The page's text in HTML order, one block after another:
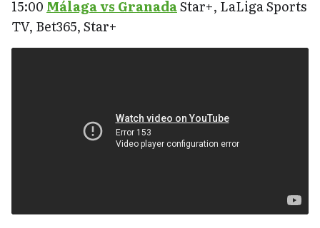
15:00 Málaga vs GranadaStar+, LaLiga Sports
TV, Bet365, Star+